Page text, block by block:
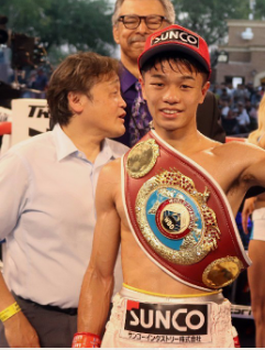
[特
チャンピオン